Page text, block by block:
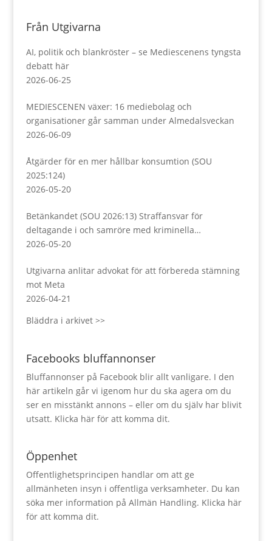
Från Utgivarna
AI, politik och blankröster – se Mediescenens tyngsta
debatt här
2026-06-25
MEDIESCENEN växer: 16 mediebolag och
organisationer går samman under Almedalsveckan
2026-06-09
Åtgärder för en mer hållbar konsumtion (SOU
2025:124)
2026-05-20
Betänkandet (SOU 2026:13) Straffansvar för
deltagande i och samröre med kriminella
sammanslutningar
2026-05-20
Utgivarna anlitar advokat för att förbereda stämning
mot Meta
2026-04-21
Bläddra i arkivet >>
Facebooks bluffannonser
Bluffannonser på Facebook blir allt vanligare. I den
här artikeln går vi igenom hur du ska agera om du
ser en misstänkt annons – eller om du själv har blivit
utsatt. Klicka här för att komma dit.
Öppenhet
Offentlighetsprincipen handlar om att ge
allmänheten insyn i offentliga verksamheter. Du kan
söka mer information på Allmän Handling. Klicka här
för att komma dit.